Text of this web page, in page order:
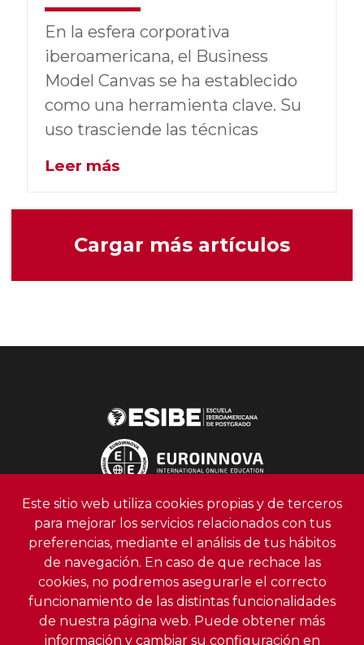
En la esfera corporativa
iberoamericana, el Business
Model Canvas se ha establecido
como una herramienta clave. Su
uso trasciende las técnicas
Leer más
Cargar más artículos
ESIBE, Escuela Iberoamericana de Postgrado
Teléfono:
+34 958 991 919
Email: info@escuelaiberoamericana.com
Este sitio web utiliza cookies propias y de terceros
para mejorar los servicios relacionados con tus
preferencias, mediante el análisis de tus hábitos
de navegación. En caso de que rechace las
cookies, no podremos asegurarle el correcto
funcionamiento de las distintas funcionalidades
de nuestra página web. Puede obtener más
información y cambiar su configuración en